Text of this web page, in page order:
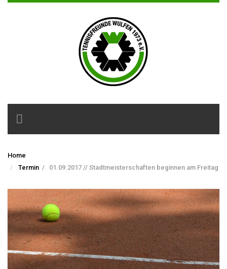
Toggle
navigation
Home
Termin / 01.09.2017 // Stadtmeisterschaften beginnen am Freitag